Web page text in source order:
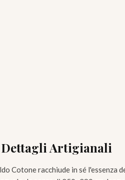
Artigianali
Cotone racchiude in sé l'essenza